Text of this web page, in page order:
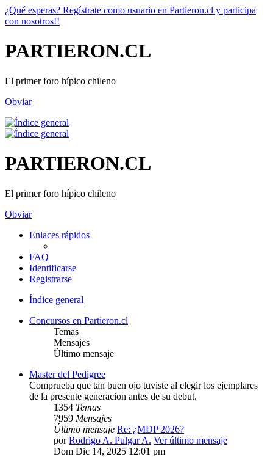
¿Qué esperas? Regístrate como usuario en Partieron.cl y participa
con nosotros!!
PARTIERON.CL
El primer foro hípico chileno
Obviar
PARTIERON.CL
El primer foro hípico chileno
Obviar
Enlaces rápidos
FAQ
Identificarse
Registrarse
Índice general
Concursos en Partieron.cl
Temas
Mensajes
Último mensaje
Master del Pedigree
Comprueba que tan buen ojo tuviste al elegir los ejemplares
de la presente generacion antes de su debut.
1354 Temas
7959 Mensajes
Último mensaje Re: ¿MDP 2026?
porRodrigo A. Pulgar A. Ver último mensaje
Dom Dic 14, 2025 12:01 pm